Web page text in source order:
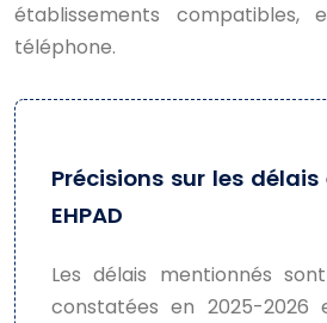
établissements compatibles,
téléphone.
Précisions sur les
EHPAD
Les délais mentionnés
constatées en 2025-2026